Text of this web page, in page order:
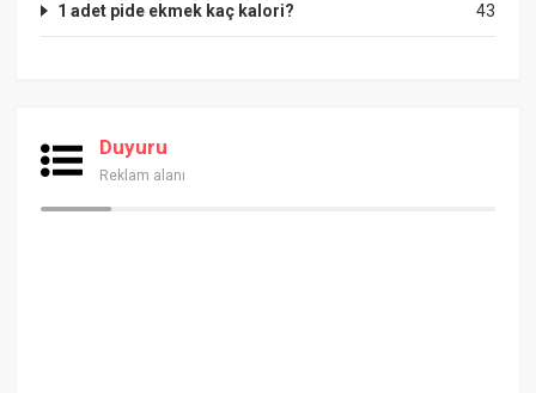
43
1 adet pide ekmek kaç kalori?
Duyuru
Reklam alanı